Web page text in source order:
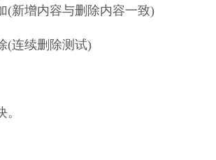
(新增内容与删除内容一致)
(连续删除测试)